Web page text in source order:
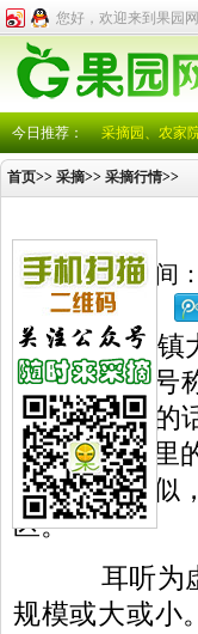
您好，欢迎来到果园网
今日推荐：
采摘园、农家
中秋国庆冬枣
注册成为会员
各位园主注意
采摘园、农家
中秋国庆冬枣
注册成为会员
各位园主注意
首页>> 采摘>> 采摘行情>>
发表时间
采育镇大
达百多种，号
游办朱主任的
的生长，这里
国波尔多相似
区。”
耳听为虚
规模或大或小